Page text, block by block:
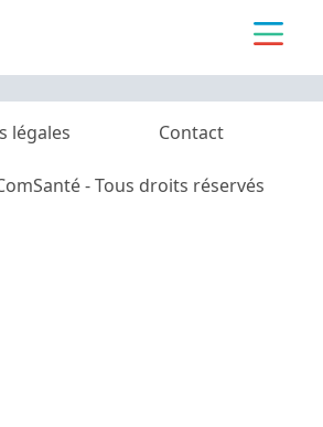
légales
Contact
- Tous droits réservés